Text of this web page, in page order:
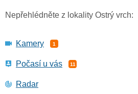
Nepřehlédněte z lokality Ostrý vrch:
Kamery 1
Počasí u vás 11
Radar